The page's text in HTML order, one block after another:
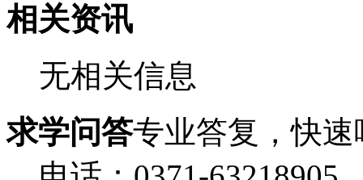
相关资讯
无相关信息
求学问答专业答复，快速